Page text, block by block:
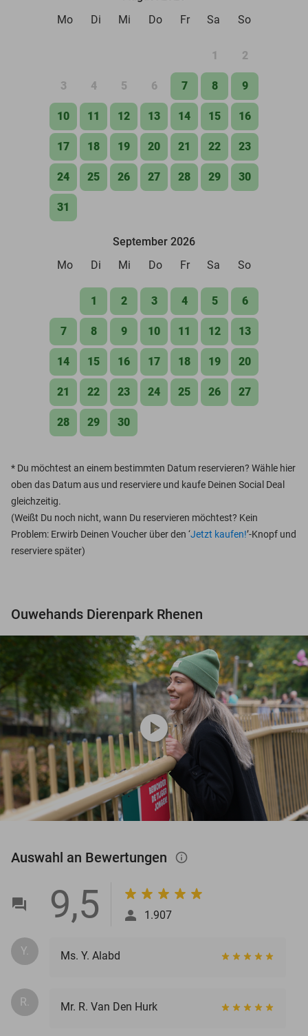
Mo
Di Mi Do Fr Sa So
1 2
3 4 5 6 7 8 9
10 11 12 13 14 15 16
17 18 19 20 21 22 23
24 25 26 27 28 29 30
31
September 2026
Mo
Di Mi Do Fr Sa So
1 2 3 4 5 6
7 8 9 10 11 12 13
14 15 16 17 18 19 20
21 22 23 24 25 26 27
28 29 30
* Du möchtest an einem bestimmten Datum reservieren? Wähle hier
oben das Datum aus und reserviere und kaufe Deinen Social Deal
gleichzeitig.
(Weißt Du noch nicht, wann Du reservieren möchtest? Kein
Problem: Erwirb Deinen Voucher über den ‘Jetzt kaufen!’-Knopf und
reserviere später)
Ouwehands Dierenpark Rhenen
play_circle
Auswahl an Bewertungen info_outlined
9,5 1.907
Y. Ms. Y. Alabd
R. Mr. R. Van Den Hurk